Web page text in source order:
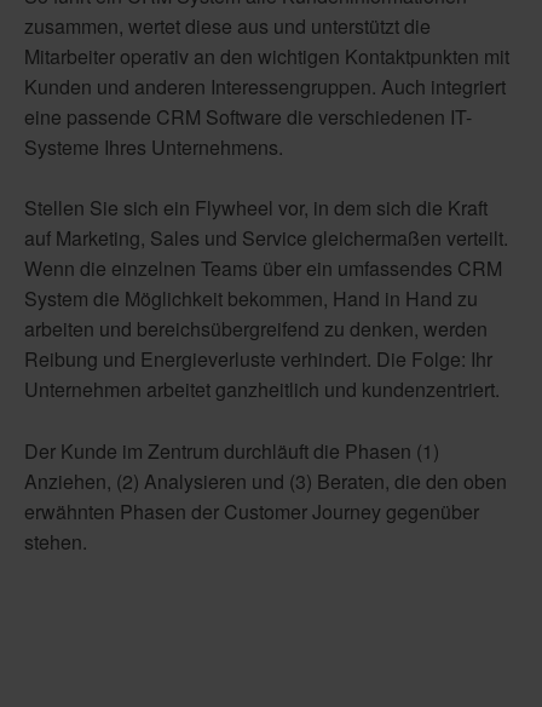
zusammen, wertet diese aus und unterstützt die
Mitarbeiter operativ an den wichtigen Kontaktpunkten mit
Kunden und anderen Interessengruppen. Auch integriert
eine passende CRM Software die verschiedenen IT-
Systeme Ihres Unternehmens.
Stellen Sie sich ein Flywheel vor, in dem sich die Kraft
auf Marketing, Sales und Service gleichermaßen verteilt.
Wenn die einzelnen Teams über ein umfassendes CRM
System die Möglichkeit bekommen, Hand in Hand zu
arbeiten und bereichsübergreifend zu denken, werden
Reibung und Energieverluste verhindert. Die Folge: Ihr
Unternehmen arbeitet ganzheitlich und kundenzentriert.
Der Kunde im Zentrum durchläuft die Phasen (1)
Anziehen, (2) Analysieren und (3) Beraten, die den oben
erwähnten Phasen der Customer Journey gegenüber
stehen.